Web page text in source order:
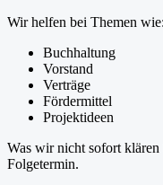
Wir helfen bei Themen wie:
Buchhaltung
Vorstand
Verträge
Fördermittel
Projektideen
Was wir nicht sofort
Folgetermin.